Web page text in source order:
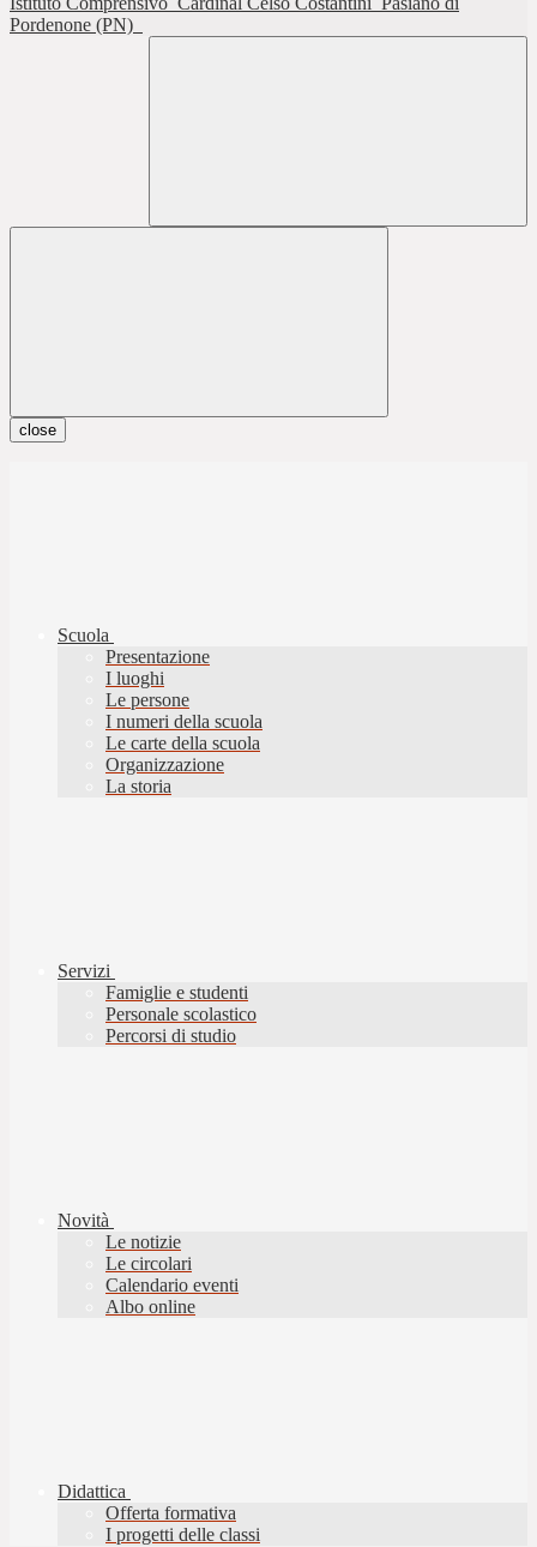
Pordenone (PN)
close
Scuola
Presentazione
I luoghi
Le persone
I numeri della scuola
Le carte della scuola
Organizzazione
La storia
Servizi
Famiglie e studenti
Personale scolastico
Percorsi di studio
Novità
Le notizie
Le circolari
Calendario eventi
Albo online
Didattica
Offerta formativa
I progetti delle classi